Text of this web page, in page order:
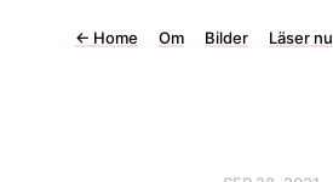
← Home Om Bilder Läser nu